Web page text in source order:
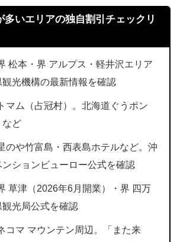
多いエリアの独自割引チェックリ
松本・界 アルプス・軽井沢エリア
光機構の最新情報を確認
マム（占冠村）。北海道ぐうポン
など
のや竹富島・西表島ホテルなど。沖
ションビューロー公式を確認
草津（2026年6月開業）・界 四万
光局公式を確認
コマ マウンテン周辺。「また来